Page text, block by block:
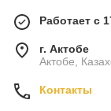
Работает с
г. Актобе
Актобе,
Контакты